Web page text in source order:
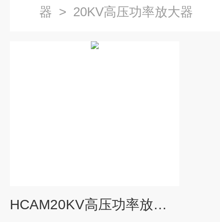
器 > 20KV高压功率放大器
HCAM20KV高压功率放大器 用于介电偏转